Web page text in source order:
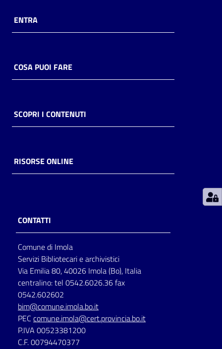
online
Piani
Decentrate
Seguici
su
ENTRA
COSA PUOI FARE
SCOPRI I CONTENUTI
RISORSE ONLINE
CONTATTI
Comune di Imola
Servizi Bibliotecari e archivistici
Via Emilia 80, 40026 Imola (Bo), Italia
centralino: tel 0542.6026.36 fax
0542.602602
bim@comune.imola.bo.it
PEC comune.imola@cert.provincia.bo.it
P.IVA 00523381200
C.F. 00794470377